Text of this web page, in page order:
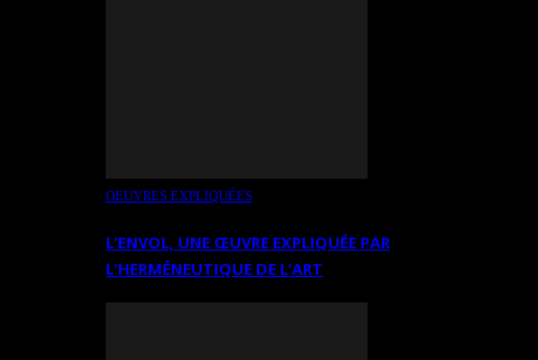
OEUVRES EXPLIQUÉES
L’ENVOL, UNE ŒUVRE EXPLIQUÉE PAR
L’HERMÉNEUTIQUE DE L’ART